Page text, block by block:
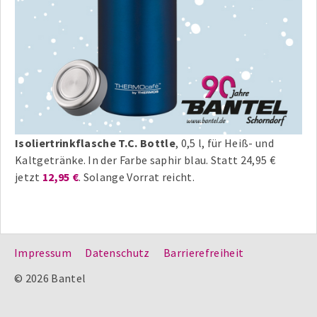
Isoliertrinkflasche T.C. Bottle, 0,5 l, für Heiß- und
Kaltgetränke. In der Farbe saphir blau. Statt 24,95 €
jetzt 12,95 €. Solange Vorrat reicht.
Impressum Datenschutz
Barrierefreiheit
© 2026 Bantel